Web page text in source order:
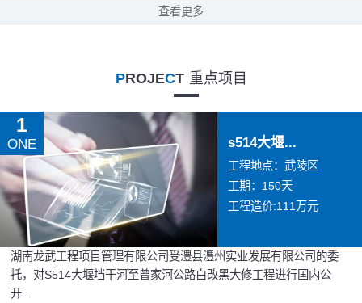
查看更多
PROJECT 重点项目
s514大堰...
工程地点：武陵区
工期：150天
工程造价:111万元
湖南龙武工程项目管理有限公司受澧县澧州实业发展有限公司的委
托，对S514大堰垱干河至曾家河公路白改黑大修工程进行国内公
开...
1
ONE